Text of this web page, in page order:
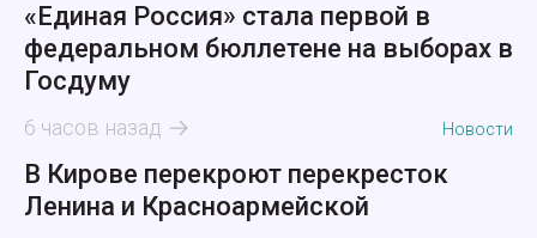
«Единая Россия» стала первой в
федеральном бюллетене на выборах в
Госдуму
6 часов назад Новости
В Кирове перекроют перекресток
Ленина и Красноармейской